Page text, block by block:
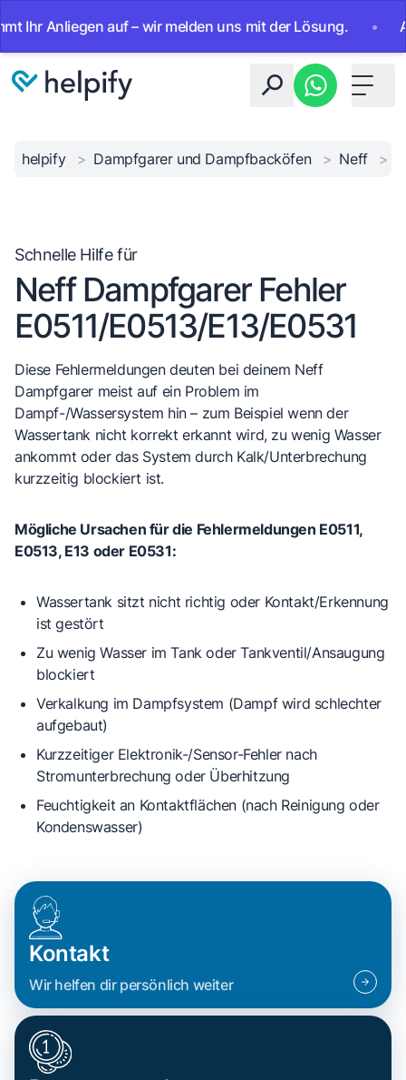
auf – wir melden uns mit der Lösung. • Ab
Toggle
helpify > Dampfgarer und Dampfbacköfen > Neff >
Schnelle Hilfe für
Neff Dampfgarer Fehler
E0511/E0513/E13/E0531
Diese Fehlermeldungen deuten bei deinem Neff
Dampfgarer meist auf ein Problem im
Dampf-/Wassersystem hin – zum Beispiel wenn der
Wassertank nicht korrekt erkannt wird, zu wenig Wasser
ankommt oder das System durch Kalk/Unterbrechung
kurzzeitig blockiert ist.
Mögliche Ursachen für die Fehlermeldungen E0511,
E0513, E13 oder E0531:
Wassertank sitzt nicht richtig oder Kontakt/Erkennung
ist gestört
Zu wenig Wasser im Tank oder Tankventil/Ansaugung
blockiert
Verkalkung im Dampfsystem (Dampf wird schlechter
aufgebaut)
Kurzzeitiger Elektronik-/Sensor-Fehlernach
Stromunterbrechung oder Überhitzung
Feuchtigkeit an Kontaktflächen (nach Reinigung oder
Kondenswasser)
Kontakt
Wir helfen dir persönlich weiter